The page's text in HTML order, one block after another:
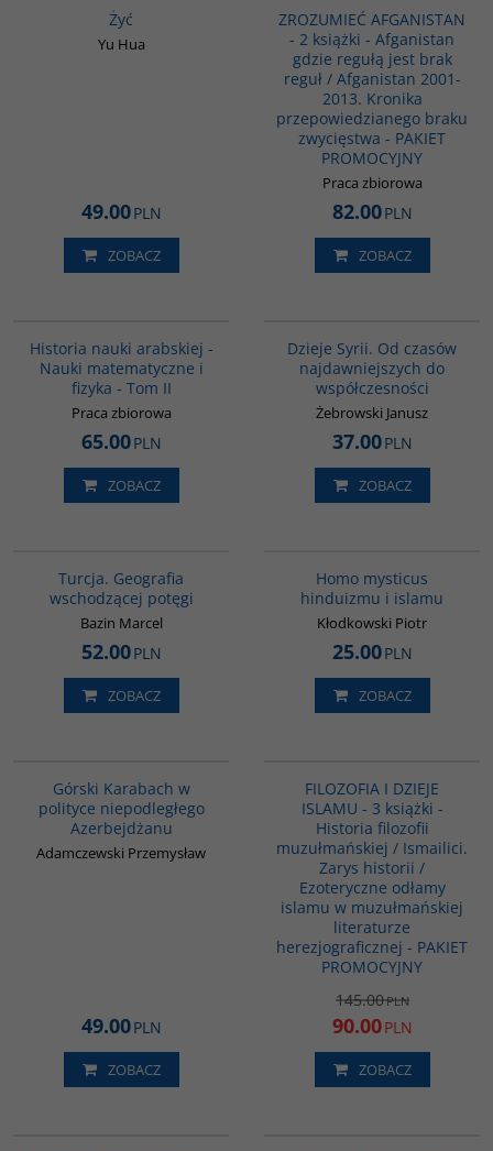
Żyć
Yu Hua
49.00PLN
ZOBACZ
ZROZUMIEĆ AFGANISTAN
- 2 książki - Afganistan
gdzie regułą jest brak
reguł / Afganistan 2001-
2013. Kronika
przepowiedzianego braku
zwycięstwa - PAKIET
PROMOCYJNY
Praca zbiorowa
82.00PLN
ZOBACZ
Historia nauki arabskiej -
Nauki matematyczne i
fizyka - Tom II
Praca zbiorowa
65.00PLN
ZOBACZ
Dzieje Syrii. Od czasów
najdawniejszych do
współczesności
Żebrowski Janusz
37.00PLN
ZOBACZ
Turcja. Geografia
wschodzącej potęgi
Bazin Marcel
52.00PLN
ZOBACZ
Homo mysticus
hinduizmu i islamu
Kłodkowski Piotr
25.00PLN
ZOBACZ
Górski Karabach w
polityce niepodległego
Azerbejdżanu
Adamczewski Przemysław
49.00PLN
ZOBACZ
FILOZOFIA I DZIEJE
ISLAMU - 3 książki -
Historia filozofii
muzułmańskiej / Ismailici.
Zarys historii /
Ezoteryczne odłamy
islamu w muzułmańskiej
literaturze
herezjograficznej - PAKIET
PROMOCYJNY
145.00PLN
90.00PLN
ZOBACZ